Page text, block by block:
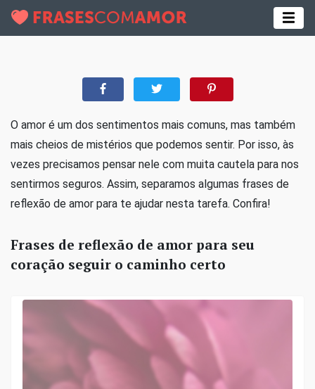
O amor é um dos sentimentos mais comuns, mas também
mais cheios de mistérios que podemos sentir. Por isso, às
vezes precisamos pensar nele com muita cautela para nos
sentirmos seguros. Assim, separamos algumas frases de
reflexão de amor para te ajudar nesta tarefa. Confira!
Frases de reflexão de amor para seu
coração seguir o caminho certo